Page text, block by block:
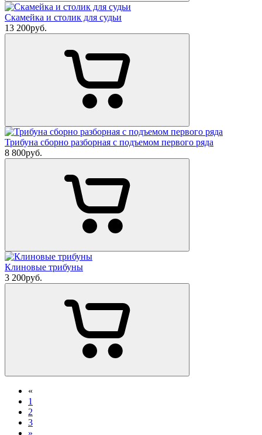
Скамейка и столик для судьи
13 200руб.
Трибуна сборно разборная с подъемом первого ряда
8 800руб.
Клиновые трибуны
3 200руб.
«
1
2
3
»